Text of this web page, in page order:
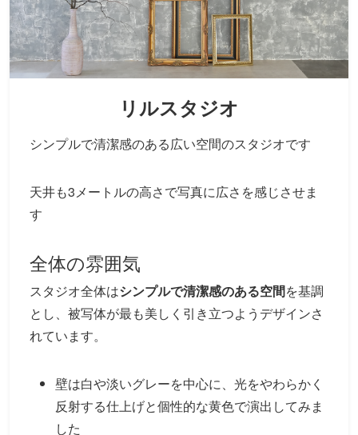
リルスタジオ
シンプルで清潔感のある広い空間のスタジオです
天井も3メートルの高さで写真に広さを感じさせま
す
全体の雰囲気
スタジオ全体はシンプルで清潔感のある空間を基調
とし、被写体が最も美しく引き立つようデザインさ
れています。
壁は白や淡いグレーを中心に、光をやわらかく
反射する仕上げと個性的な黄色で演出してみま
した